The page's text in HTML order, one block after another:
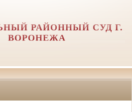
РАЙОННЫЙ СУД Г.
ВОРОНЕЖА